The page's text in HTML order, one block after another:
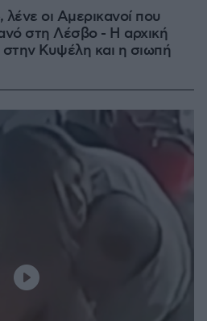
οι Αμερικανοί που
στη Λέσβο - Η αρχική
στην Κυψέλη και η σιωπή